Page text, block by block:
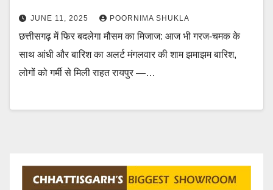
JUNE 11, 2025 POORNIMA SHUKLA
छत्तीसगढ़ में फिर बदलेगा मौसम का मिजाज: आज भी गरज-चमक के
साथ आंधी और बारिश का अलर्ट मंगलवार की शाम झमाझम बारिश,
लोगों को गर्मी से मिली राहत रायपुर —…